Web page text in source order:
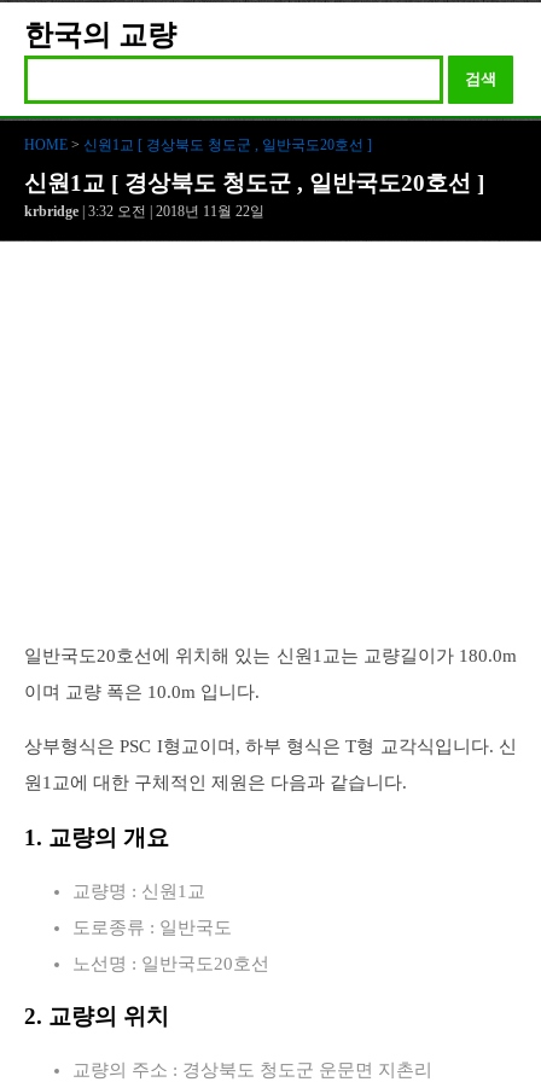
한국의 교량
검색
HOME > 신원1교 [ 경상북도 청도군 , 일반국도20호선 ]
신원1교 [ 경상북도 청도군 , 일반국도20호선 ]
krbridge | 3:32 오전 | 2018년 11월 22일
일반국도20호선에 위치해 있는 신원1교는 교량길이가 180.0m
이며 교량 폭은 10.0m 입니다.
상부형식은 PSC I형교이며, 하부 형식은 T형 교각식입니다. 신
원1교에 대한 구체적인 제원은 다음과 같습니다.
1. 교량의 개요
교량명 : 신원1교
도로종류 : 일반국도
노선명 : 일반국도20호선
2. 교량의 위치
교량의 주소 : 경상북도 청도군 운문면 지촌리